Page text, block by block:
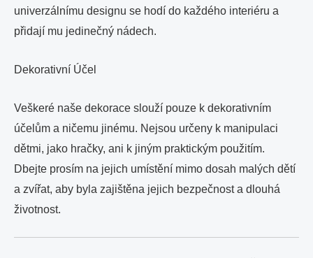
univerzálnímu designu se hodí do každého interiéru a
přidají mu jedinečný nádech.
Dekorativní Účel
Veškeré naše dekorace slouží pouze k dekorativním
účelům a ničemu jinému. Nejsou určeny k manipulaci
dětmi, jako hračky, ani k jiným praktickým použitím.
Dbejte prosím na jejich umístění mimo dosah malých dětí
a zvířat, aby byla zajištěna jejich bezpečnost a dlouhá
životnost.